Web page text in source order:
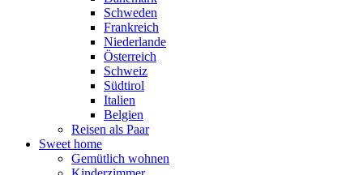
Schweden
Frankreich
Niederlande
Österreich
Schweiz
Südtirol
Italien
Belgien
Reisen als Paar
Sweet home
Gemütlich wohnen